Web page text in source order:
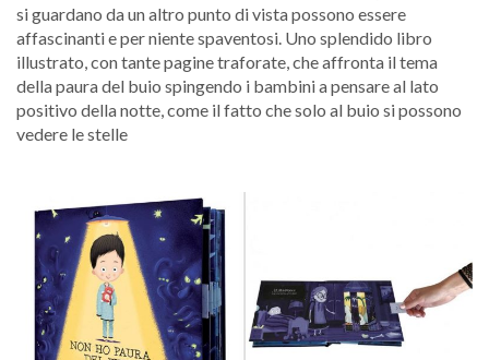
si guardano da un altro punto di vista possono essere
affascinanti e per niente spaventosi. Uno splendido libro
illustrato, con tante pagine traforate, che affronta il tema
della paura del buio spingendo i bambini a pensare al lato
positivo della notte, come il fatto che solo al buio si possono
vedere le stelle